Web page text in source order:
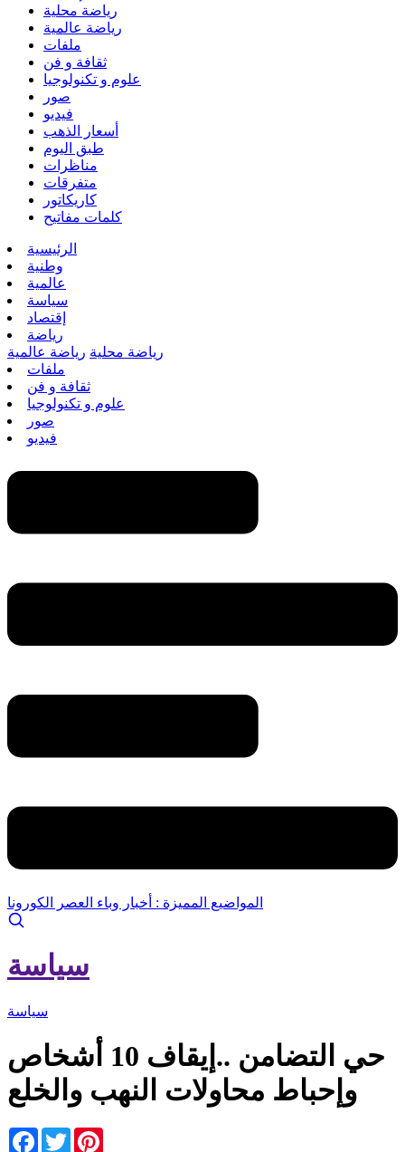
رياضة محلية
رياضة عالمية
ملفات
ثقافة و فن
علوم و تكنولوجيا
صور
فيديو
أسعار الذهب
طبق اليوم
مناظرات
متفرقات
كاريكاتور
كلمات مفاتيح
الرئيسية
وطنية
عالمية
سياسة
إقتصاد
رياضة
رياضة محلية رياضة عالمية
ملفات
ثقافة و فن
علوم و تكنولوجيا
صور
فيديو
المواضيع المميزة : أخبار وباء العصر الكورونا
سياسة
سياسة
حي التضامن ..إيقاف 10 أشخاص
وإحباط محاولات النهب والخلع
Facebook
Twitter